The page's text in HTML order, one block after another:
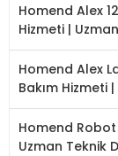
Homend Alex
Hizmeti |
Homend Alex
Bakım Hizmeti
Homend Robot
Uzman Teknik